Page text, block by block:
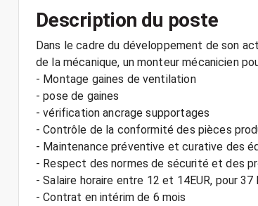
Description du poste
Dans le cadre du développement de son
de la mécanique, un monteur mécanicien
- Montage gaines de ventilation
- pose de gaines
- vérification ancrage supportages
- Contrôle de la conformité des pièces
- Maintenance préventive et curative des
- Respect des normes de sécurité et des
- Salaire horaire entre 12 et 14EUR, pour 37
- Contrat en intérim de 6 mois